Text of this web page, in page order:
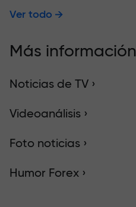
Ver todo
Más información
Noticias de TV ›
Videoanálisis ›
Foto noticias ›
Humor Forex ›